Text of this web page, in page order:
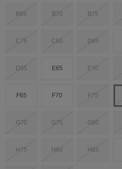
B65 B70 B75
C75 C80 D65
D85 E65 E70
F65 F70 F75
G70 G75 G80
H75 H80 H85